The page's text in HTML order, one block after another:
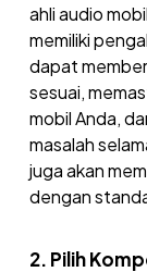
ahli audio
memiliki
dapat
sesuai,
mobil Anda,
masalah
juga akan
dengan
2. Pilih